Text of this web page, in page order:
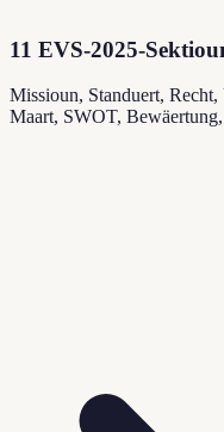
11 EVS-2025-
Missioun, Standuert,
Maart, SWOT,